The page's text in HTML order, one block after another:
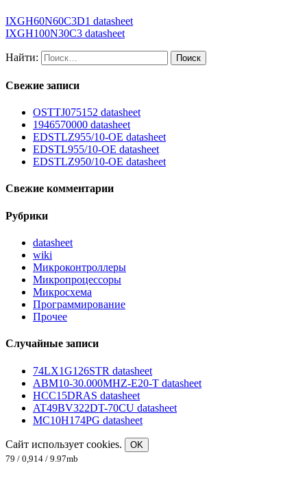
IXGH60N60C3D1 datasheet
IXGH100N30C3 datasheet
Найти:
Свежие записи
OSTTJ075152 datasheet
1946570000 datasheet
EDSTLZ955/10-OE datasheet
EDSTL955/10-OE datasheet
EDSTLZ950/10-OE datasheet
Свежие комментарии
Рубрики
datasheet
wiki
Микроконтроллеры
Микропроцессоры
Микросхема
Программирование
Прочее
Случайные записи
74LX1G126STR datasheet
ABM10-30.000MHZ-E20-T datasheet
HCC15DRAS datasheet
AT49BV322DT-70CU datasheet
MC10H174PG datasheet
Сайт использует cookies.
OK
79 / 0,914 / 9.97mb